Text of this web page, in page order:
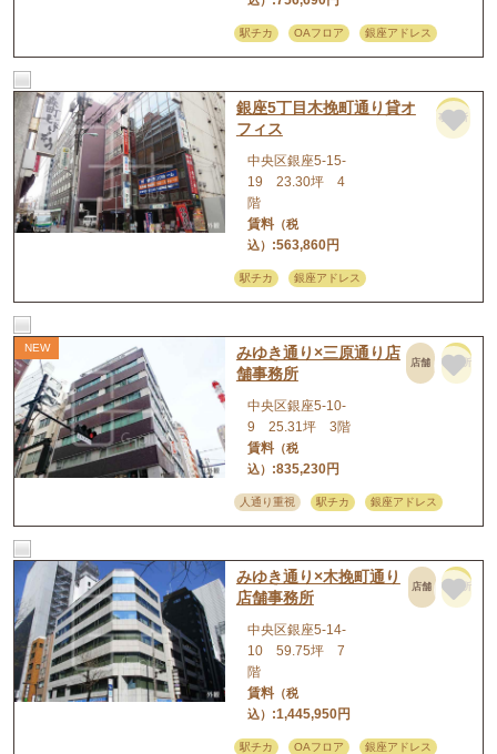
駅チカ OAフロア 銀座アドレス
銀座5丁目木挽町通り貸オ
フィス
事務所
中央区銀座5-15-
19 23.30坪 4
階
賃料（税
込） :563,860円
駅チカ 銀座アドレス
みゆき通り×三原通り店
舗事務所
店舗 事務所
中央区銀座5-10-
9 25.31坪 3階
賃料（税
込） :835,230円
人通り重視 駅チカ 銀座アドレス
みゆき通り×木挽町通り
店舗事務所
店舗 事務所
中央区銀座5-14-
10 59.75坪 7
階
賃料（税
込） :1,445,950円
駅チカ OAフロア 銀座アドレス